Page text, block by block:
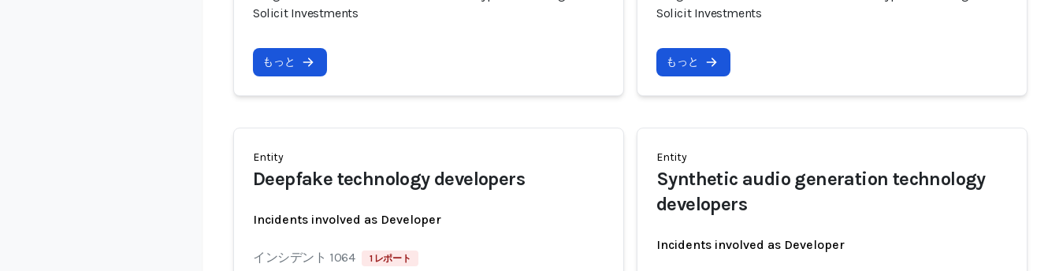
Solicit Investments
もっと
Solicit Investments
もっと
Entity
Deepfake technology developers
Incidents involved as Developer
インシデント 1064 1 レポート
Entity
Synthetic audio generation technology
developers
Incidents involved as Developer